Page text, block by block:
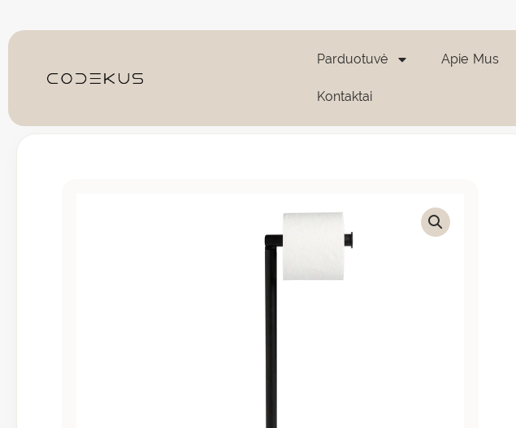
prie
Parduotuvė Apie Mus
Kontaktai